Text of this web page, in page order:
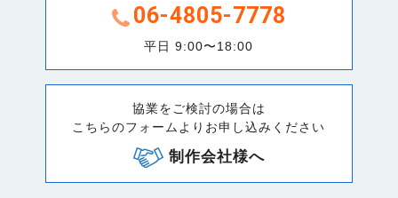
06-4805-7778
平日 9:00〜18:00
協業をご検討の場合は
こちらのフォームよりお申し込みください
制作会社様へ